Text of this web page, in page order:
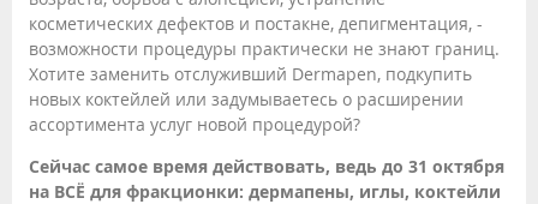
косметических дефектов и постакне, депигментация, -
возможности процедуры практически не знают границ.
Хотите заменить отслуживший Dermapen, подкупить
новых коктейлей или задумываетесь о расширении
ассортимента услуг новой процедурой?
Сейчас самое время действовать, ведь до 31 октября
на ВСЁ для фракционки: дермапены, иглы, коктейли